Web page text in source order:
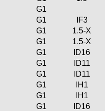
G1
G1
IF3
G1
1.5-X
G1
1.5-X
G1
ID16
G1
ID11
G1
ID11
G1
IH1
G1
IH1
G1
ID16